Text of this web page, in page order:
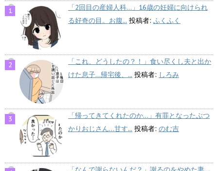
「2回目の産婦人科…」16歳の妊婦に向けられ
る好奇の目。お腹... 投稿者: ふくふく
「これ、どうしたの？！」食い尽くし夫と出か
けた息子…帰宅後、... 投稿者: しろみ
「帰ってきてくれたのか…」有罪となったぶつ
かりおじさん…甘す... 投稿者: のむ吉